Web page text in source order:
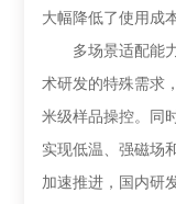
大幅降低了使用成
多场景适配能
术研发的特殊需求
米级样品操控。同
实现低温、强磁场
加速推进，国内研